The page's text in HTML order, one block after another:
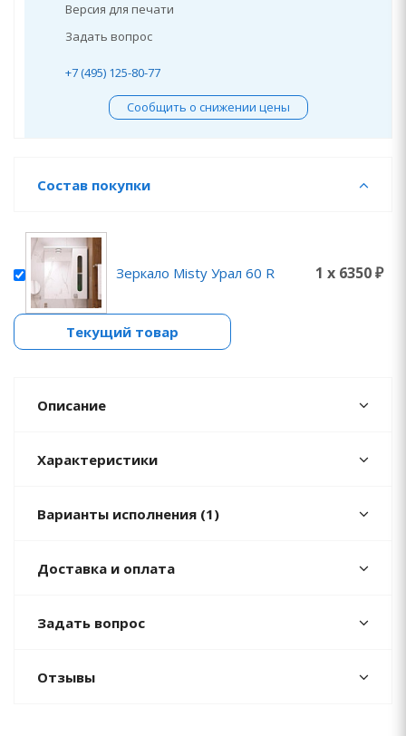
Версия для печати
Задать вопрос
+7 (495) 125-80-77
Сообщить о снижении цены
Состав покупки
Зеркало Misty Урал 60 R 1 x 6350 ₽
Текущий товар
Описание
Характеристики
Варианты исполнения (1)
Доставка и оплата
Задать вопрос
Отзывы